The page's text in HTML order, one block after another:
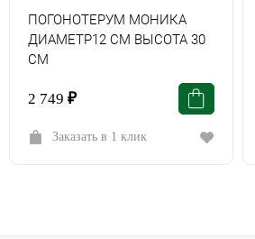
ПОГОНОТЕРУМ МОНИКА
ДИАМЕТР12 СМ ВЫСОТА 30
СМ
2 749 ₽
Заказать в 1 клик